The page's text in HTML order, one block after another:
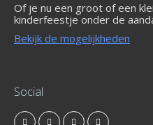
Of je nu een groot of een
kinderfeestje onder de
Bekijk de mogelijkheden
Social